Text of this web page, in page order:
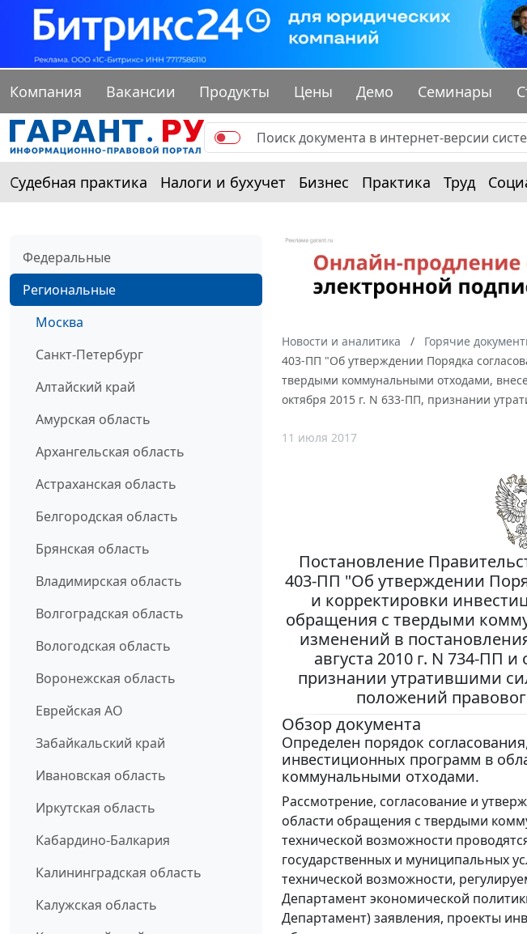
Компания Вакансии Продукты Цены Демо Семинары
Судебная практика Налоги и бухучет Бизнес Практика Труд
Федеральные
Региональные
Москва
Санкт-Петербург
Алтайский край
Амурская область
Архангельская область
Астраханская область
Белгородская область
Брянская область
Владимирская область
Волгоградская область
Вологодская область
Воронежская область
Еврейская АО
Забайкальский край
Ивановская область
Иркутская область
Кабардино-Балкария
Калининградская область
Калужская область
Новости и аналитика Горячие
403-ПП "Об утверждении Порядка
твердыми коммунальными отходами,
октября 2015 г. N 633-ПП, признании
11 июля 2017
Постановление
403-ПП "Об утверждении
и корректировки
обращения с твердыми
изменений в
августа 2010 г. N 734-ПП
признании утратившими
положений
Обзор документа
Определен порядок
инвестиционных программ в
коммунальными отходами.
Рассмотрение, согласование и
области обращения с твердыми
технической возможности
государственных и муниципальных
технической возможности,
Департамент экономической
Департамент) заявления, проекты